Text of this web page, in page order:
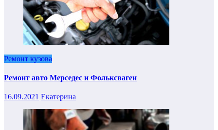
Ремонт кузова
Ремонт авто Мерседес и Фольксваген
16.09.2021 Екатерина